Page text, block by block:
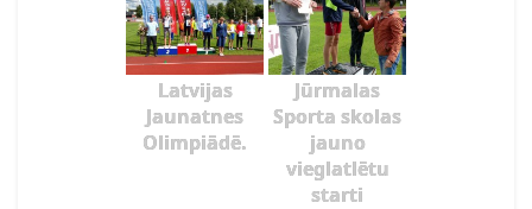
Latvijas
Jaunatnes
Olimpiādē.
Jūrmalas
Sporta skolas
jauno
vieglatlētu
starti